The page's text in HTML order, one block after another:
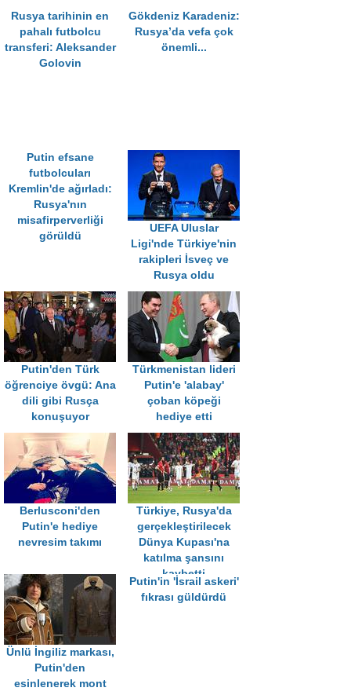
Rusya tarihinin en
pahalı futbolcu
transferi: Aleksander
Golovin
Gökdeniz Karadeniz:
Rusya’da vefa çok
önemli...
Putin efsane
futbolcuları
Kremlin'de ağırladı:
Rusya'nın
misafirperverliği
görüldü
UEFA Uluslar
Ligi'nde Türkiye'nin
rakipleri İsveç ve
Rusya oldu
Putin'den Türk
öğrenciye övgü: Ana
dili gibi Rusça
konuşuyor
Türkmenistan lideri
Putin'e 'alabay'
çoban köpeği
hediye etti
Berlusconi'den
Putin'e hediye
nevresim takımı
Türkiye, Rusya'da
gerçekleştirilecek
Dünya Kupası'na
katılma şansını
kaybetti
Ünlü İngiliz markası,
Putin'den
esinlenerek mont
Putin'in 'İsrail askeri'
fıkrası güldürdü